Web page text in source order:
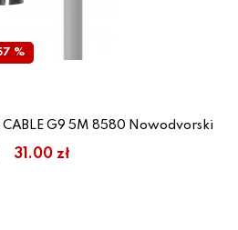
%
G9 5M 8580 Nowodvorski
31.00 zł